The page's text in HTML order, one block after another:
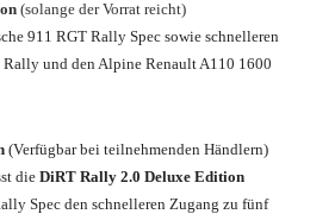
(solange der Vorrat reicht)
911 RGT Rally Spec sowie schnelleren
und den Alpine Renault A110 1600
(Verfügbar bei teilnehmenden Händlern)
die DiRT Rally 2.0 Deluxe Edition
Spec den schnelleren Zugang zu fünf